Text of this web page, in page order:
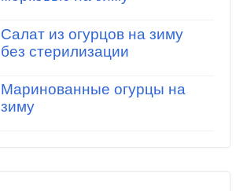
Салат из огурцов на зиму
без стерилизации
Маринованные огурцы на
зиму